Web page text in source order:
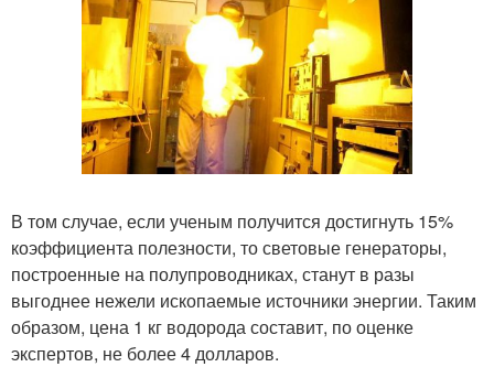
В том случае, если ученым получится достигнуть 15%
коэффициента полезности, то световые генераторы,
построенные на полупроводниках, станут в разы
выгоднее нежели ископаемые источники энергии. Таким
образом, цена 1 кг водорода составит, по оценке
экспертов, не более 4 долларов.